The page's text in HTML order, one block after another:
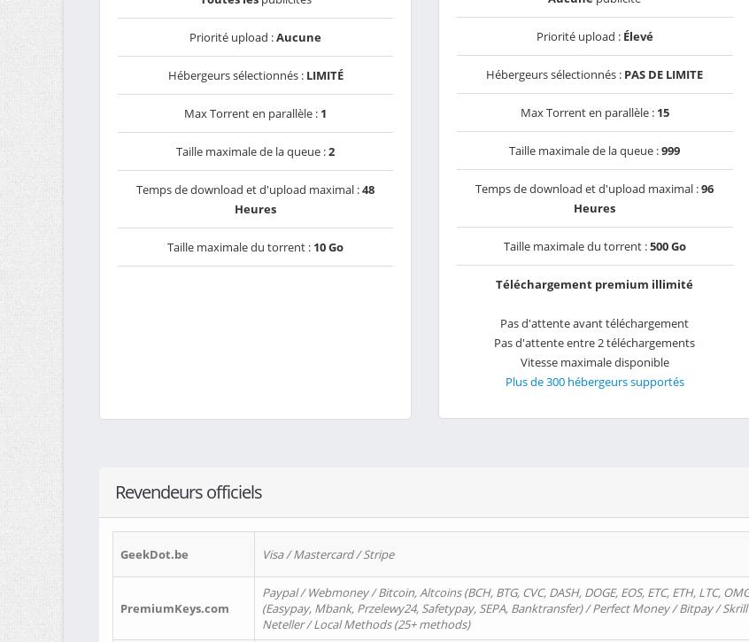
Priorité upload :Aucune
Hébergeurs sélectionnés : LIMITÉ
Max Torrent en parallèle : 1
Taille maximale de la queue :2
Temps de download et d'upload maximal :48
Heures
Taille maximale du torrent : 10 Go
Priorité upload : Élevé
Hébergeurs sélectionnés : PAS DE LIMITE
Max Torrent en parallèle : 15
Taille maximale de la queue :999
Temps de download et d'upload maximal :96
Heures
Taille maximale du torrent :500 Go
Téléchargement premium illimité
Pas d'attente avant téléchargement
Pas d'attente entre 2 téléchargements
Vitesse maximale disponible
Plus de 300 hébergeurs supportés
Revendeurs officiels
GeekDot.be Visa / Mastercard / Stripe
PremiumKeys.com
Paypal / Webmoney / Bitcoin, Altcoins (BCH, BTG, CVC, DASH, DOGE, EOS, ETC, ETH, LTC,
(Easypay, Mbank, Przelewy24, Safetypay, SEPA, Banktransfer) / Perfect Money / Bitpay /
Neteller / Local Methods (25+ methods)